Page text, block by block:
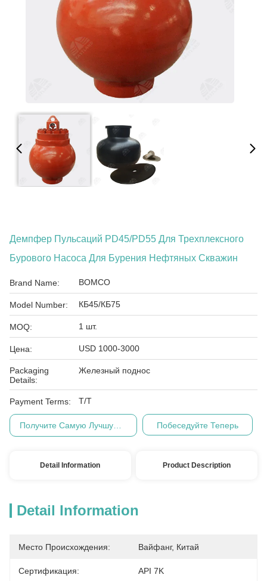
Демпфер Пульсаций PD45/PD55 Для Трехплексного
Бурового Насоса Для Бурения Нефтяных Скважин
Brand Name: BOMCO
Model Number: КБ45/КБ75
MOQ: 1 шт.
Цена: USD 1000-3000
Packaging
Details:
Железный поднос
Payment Terms: Т/Т
Побеседуйте Теперь
Detail Information Product Description
Detail Information
Место Происхождения: Вайфанг, Китай
Сертификация: API 7K